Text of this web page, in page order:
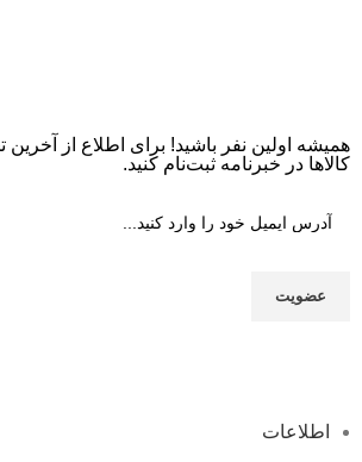
همیشه اولین نفر باشید! برای اطلاع از آخرین
کالاها در خبرنامه ثبت‌نام کنید.
اطلاعات